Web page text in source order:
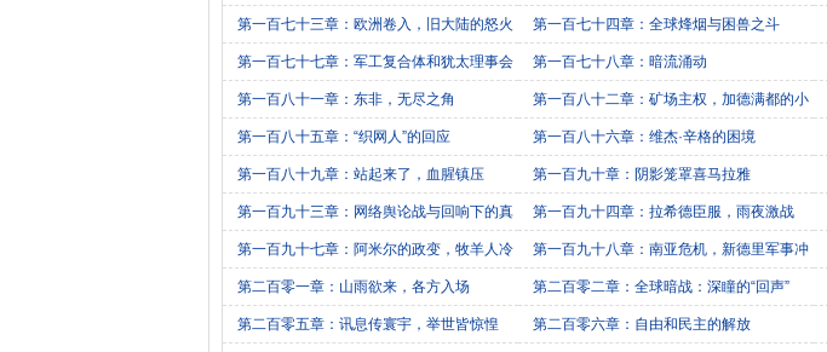
第一百七十三章：欧洲卷入，旧大陆的怒火 第一百七十四章：全球烽烟与困兽之斗
第一百七十七章：军工复合体和犹太理事会 第一百七十八章：暗流涌动
第一百八十一章：东非，无尽之角 第一百八十二章：矿场主权，加德满都的小
第一百八十五章：“织网人”的回应 第一百八十六章：维杰·辛格的困境
第一百八十九章：站起来了，血腥镇压 第一百九十章：阴影笼罩喜马拉雅
第一百九十三章：网络舆论战与回响下的真 第一百九十四章：拉希德臣服，雨夜激战
第一百九十七章：阿米尔的政变，牧羊人冷 第一百九十八章：南亚危机，新德里军事冲
第二百零一章：山雨欲来，各方入场 第二百零二章：全球暗战：深瞳的“回声”
第二百零五章：讯息传寰宇，举世皆惊惶 第二百零六章：自由和民主的解放